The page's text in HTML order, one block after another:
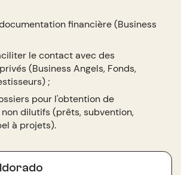
financière (Business
le contact avec des
(Business Angels, Fonds,
;
pour l'obtention de
dilutifs (prêts, subvention,
à projets).